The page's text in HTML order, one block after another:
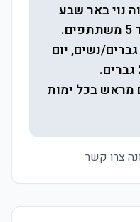
נוי באר שבע
ימים א', ה' 18:00-19:00 גברים/נשים, יום
מראש בכל ימות
צרו קשר